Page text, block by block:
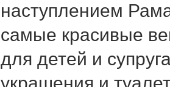
наступлением
самые красивые
для детей и